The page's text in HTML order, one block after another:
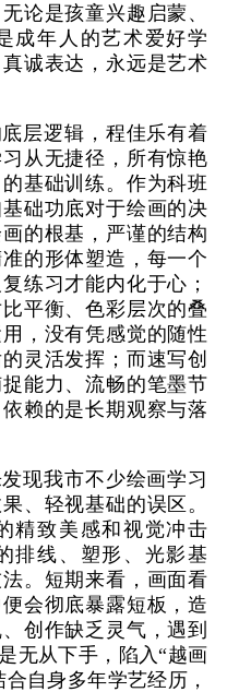
论是孩童兴趣启蒙、
成年人的艺术爱好学
诚表达，永远是艺术
层逻辑，程佳乐有着
从无捷径，所有惊艳
基础训练。作为科班
础功底对于绘画的决
的根基，严谨的结构
的形体塑造，每一个
练习才能内化于心；
平衡、色彩层次的叠
，没有凭感觉的随性
灵活发挥；而速写创
能力、流畅的笔墨节
赖的是长期观察与落
现我市不少绘画学习
、轻视基础的误区。
精致美感和视觉冲击
排线、塑形、光影基
。短期来看，画面看
会彻底暴露短板，造
创作缺乏灵气，遇到
无从下手，陷入“越画
自身多年学艺经历，